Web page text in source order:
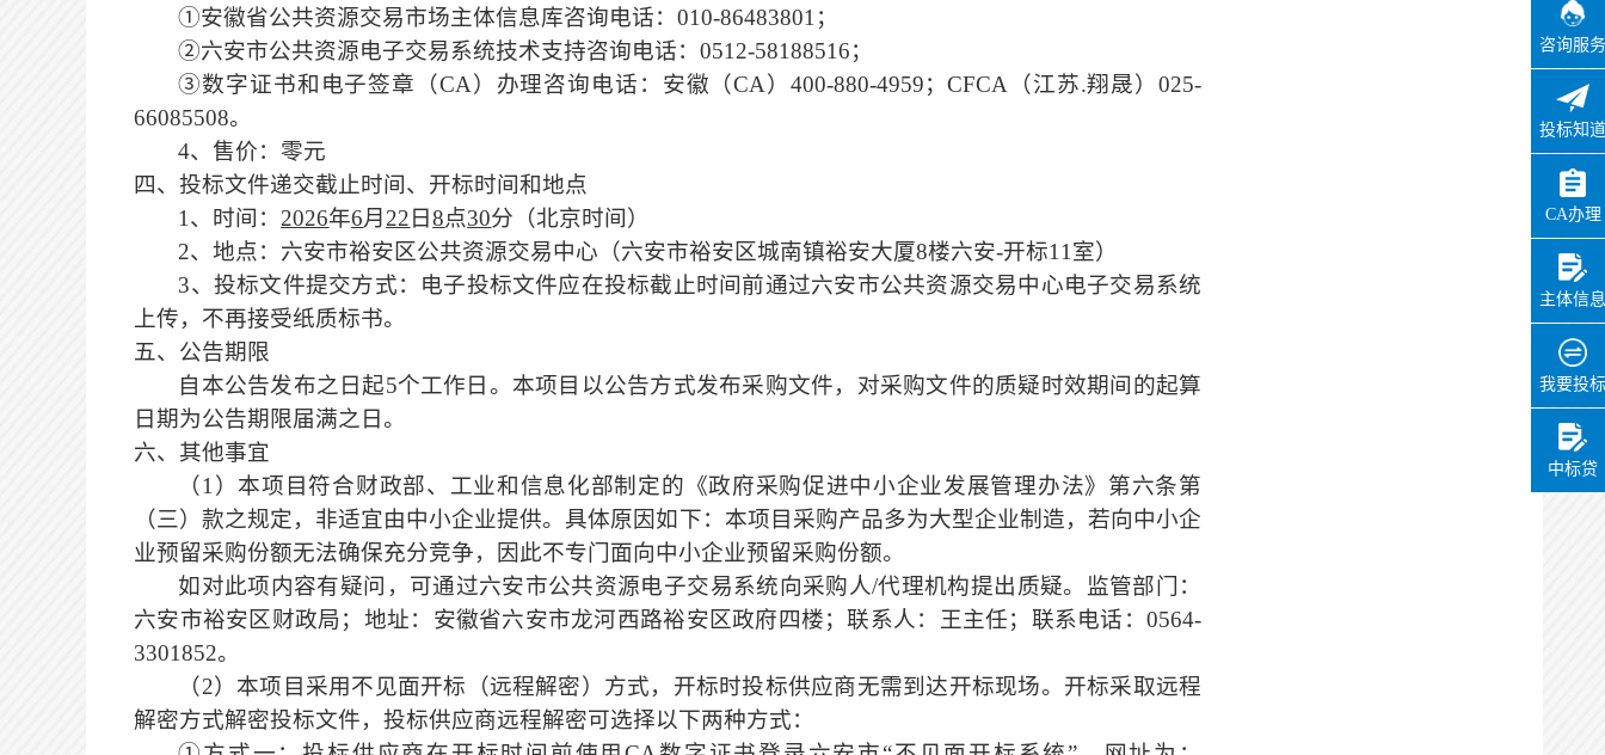
咨询服务
投标知道
CA办理
主体信息
我要投标
中标贷
①安徽省公共资源交易市场主体信息库咨询电话：010-86483801；
②六安市公共资源电子交易系统技术支持咨询电话：0512-58188516；
③数字证书和电子签章（CA）办理咨询电话：安徽（CA）400-880-4959；CFCA（江苏.翔晟）025-
66085508。
4、售价：零元
四、投标文件递交截止时间、开标时间和地点
1、时间：2026年6月22 日8点30分（北京时间）
2、地点：六安市裕安区公共资源交易中心（六安市裕安区城南镇裕安大厦8楼六安-开标11室）
3、投标文件提交方式： 电子投标文件应在投标截止时间前通过六安市公共资源交易中心电子交易系统
上传， 不再接受纸质标书。
五、公告期限
自本公告发布之日起5个工作日。本项目以公告方式发布采购文件，对采购文件的质疑时效期间的起算
日期为公告期限届满之日。
六、其他事宜
（1）本项目符合财政部、工业和信息化部制定的《政府采购促进中小企业发展管理办法》第六条第
（三）款之规定，非适宜由中小企业提供。具体原因如下：本项目采购产品多为大型企业制造，若向中小企
业预留采购份额无法确保充分竞争，因此不专门面向中小企业预留采购份额。
如对此项内容有疑问，可通过六安市公共资源电子交易系统向采购人/代理机构提出质疑。
监管部门：
六安市裕安区财政局；地址：安徽省六安市龙河西路裕安区政府四楼；联系人：王主任；联系电话： 0564-
3301852。
（2） 本项目采用不见面开标（远程解密）方式，开标时投标供应商无需到达开标现场。 开标采取远程
解密方式解密投标文件，投标供应商远程解密可选择以下两种方式：